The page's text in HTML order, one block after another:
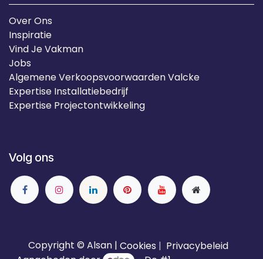
Over Ons
Inspiratie
Vind Je Vakman
Jobs
Algemene Verkoopsvoorwaarden Valcke
Expertise Installatiebedrijf
Expertise Projectontwikkeling
Volg ons
Copyright © Alsan | Cookies | Privacybeleid